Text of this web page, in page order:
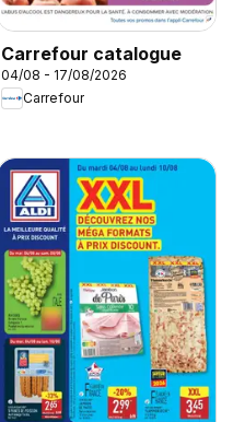
Carrefour catalogue
04/08 - 17/08/2026
Carrefour